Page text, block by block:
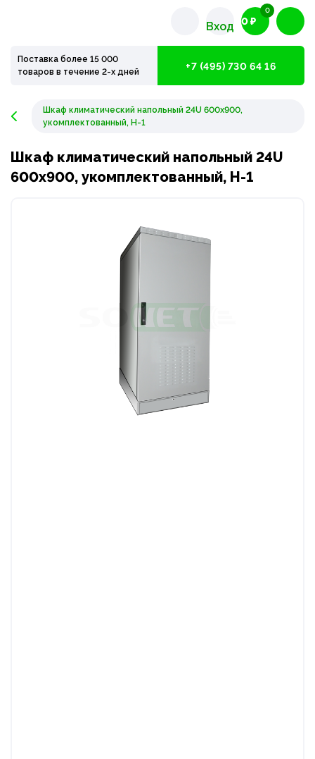
Вход 0 ₽
0
Поставка более 15 000
товаров в течение 2-х дней
+7 (495) 730 64 16
Шкаф климатический напольный 24U 600х900,
укомплектованный, Н-1
Шкаф климатический напольный 24U
600х900, укомплектованный, Н-1